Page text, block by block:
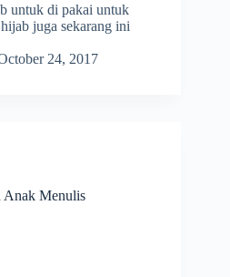
untuk di pakai untuk
juga sekarang ini
24, 2017
Anak Menulis